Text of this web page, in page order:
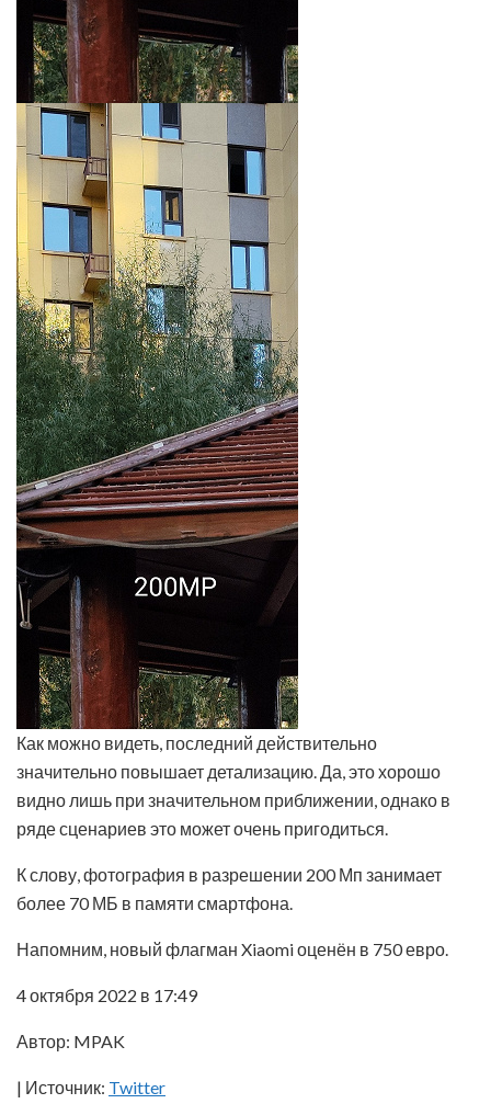
Как можно видеть, последний действительно
значительно повышает детализацию. Да, это хорошо
видно лишь при значительном приближении, однако в
ряде сценариев это может очень пригодиться.
К слову, фотография в разрешении 200 Мп занимает
более 70 МБ в памяти смартфона.
Напомним, новый флагман Xiaomi оценён в 750 евро.
4 октября 2022 в 17:49
Автор: MPAK
| Источник: Twitter